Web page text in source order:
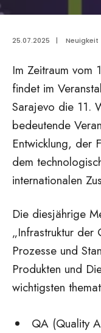
25.07.2025 | Neuigkeit
Im Zeitraum
findet im
Sarajevo die 11.
bedeutende
Entwicklung, der
dem
internationalen
Die diesjährige
„Infrastruktur der
Prozesse und
Produkten und
wichtigsten
QA (Quality